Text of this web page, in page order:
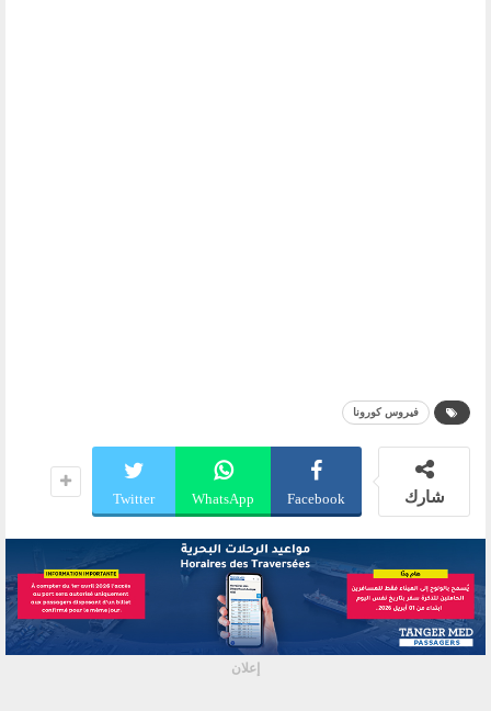
فيروس كورونا
شارك Facebook
WhatsApp
Twitter
إعلان